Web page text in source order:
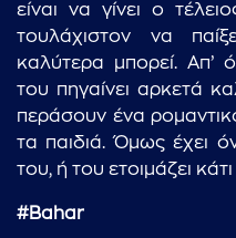
είναι να γίνει ο
τουλάχιστον να
καλύτερα μπορεί. Απ’
του πηγαίνει αρκετά
περάσουν ένα
τα παιδιά. Όμως έχει
του, ή του ετοιμάζει
#Bahar